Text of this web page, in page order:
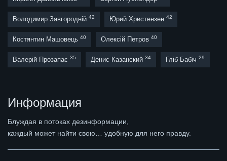
Володимир Завгородній 42 Юрий Христензен 42
Костянтин Машовець 40 Олексій Петров 40
Валерій Прозапас 35 Денис Казанский 34 Гліб Бабіч 29
Информация
Блуждая в потоках дезинформации,
каждый может найти свою… удобную для него правду.